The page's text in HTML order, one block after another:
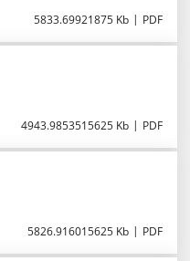
5833.69921875 Kb PDF
4943.9853515625 Kb PDF
5826.916015625 Kb PDF